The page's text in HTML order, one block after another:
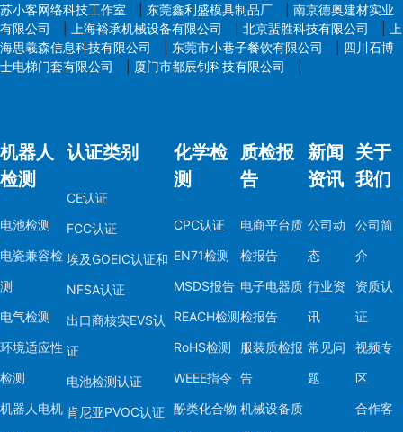
苏小客网络科技工作室
东莞鑫利盛模具制品厂
南京德奥建材实业
有限公司
上海裕承机械设备有限公司 北京蜚胜科技有限公司
上
海思羲森信息科技有限公司
东莞市小巷子餐饮有限公司
四川石博
士电梯门套有限公司
厦门市都辰钊科技有限公司
机器人
检测
电池检测
电瓷兼容检
测
电气检测
环境适应性
检测
机器人电机
认证类别
CE认证
FCC认证
埃及GOEIC认证和
NFSA认证
出口商核实EVS认
证
电池检测认证
肯尼亚PVOC认证
化学检
测
CPC认证
EN71检测
MSDS报告
REACH检测
RoHS检测
WEEE指令
酚类化合物
质检报
告
电商平台质
检报告
电子电器质
检报告
服装质检报
告
机械设备质
新闻
资讯
公司动
态
行业资
讯
常见问
题
关于
我们
公司简
介
资质认
证
视频专
区
合作客